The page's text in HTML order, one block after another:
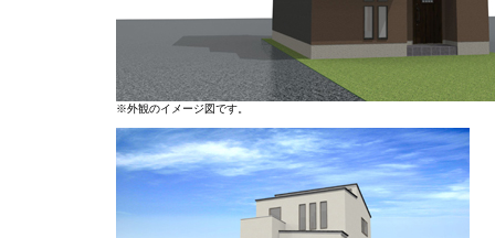
※外観のイメージ図です。